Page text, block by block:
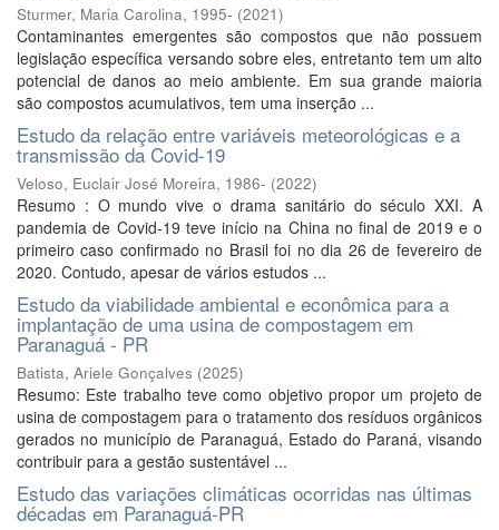
Sturmer, Maria Carolina, 1995- (2021)
Contaminantes emergentes são compostos que não possuem
legislação específica versando sobre eles, entretanto tem um alto
potencial de danos ao meio ambiente. Em sua grande maioria
são compostos acumulativos, tem uma inserção ...
Estudo da relação entre variáveis meteorológicas e a
transmissão da Covid-19
Veloso, Euclair José Moreira, 1986- (2022)
Resumo : O mundo vive o drama sanitário do século XXI. A
pandemia de Covid-19 teve início na China no final de 2019 e o
primeiro caso confirmado no Brasil foi no dia 26 de fevereiro de
2020. Contudo, apesar de vários estudos ...
Estudo da viabilidade ambiental e econômica para a
implantação de uma usina de compostagem em
Paranaguá - PR
Batista, Ariele Gonçalves (2025)
Resumo: Este trabalho teve como objetivo propor um projeto de
usina de compostagem para o tratamento dos resíduos orgânicos
gerados no município de Paranaguá, Estado do Paraná, visando
contribuir para a gestão sustentável ...
Estudo das variações climáticas ocorridas nas últimas
décadas em Paranaguá-PR